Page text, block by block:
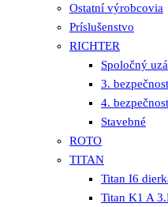
Ostatní výrobcovia
Príslušenstvo
RICHTER
Spoločný
3.
4.
Stavebné
ROTO
TITAN
Titan I6
Titan K1 A